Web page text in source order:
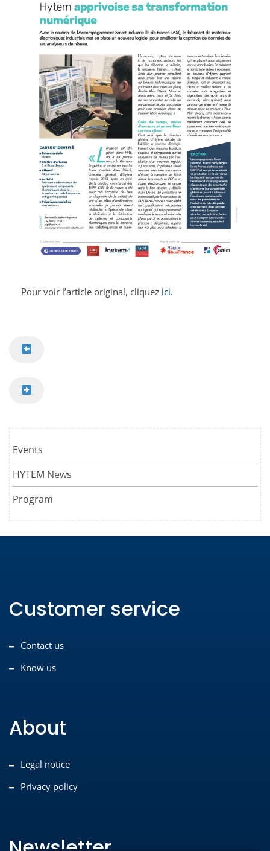
Pour voir l’article original, cliquez ici.
Events
HYTEM News
Program
Customer service
Contact us
Know us
About
Legal notice
Privacy policy